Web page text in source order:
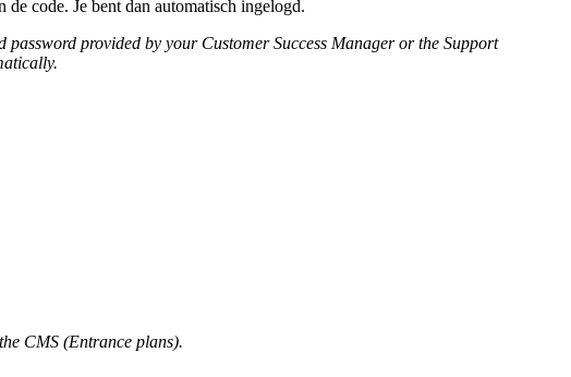
code. Je bent dan automatisch ingelogd.
provided by your Customer Success Manager or the Support
CMS (Entrance plans).